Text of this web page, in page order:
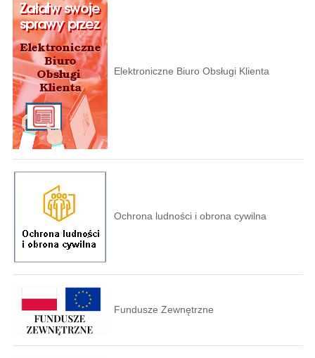
Elektroniczne Biuro Obsługi Klienta
Ochrona ludności i obrona cywilna
Fundusze Zewnętrzne